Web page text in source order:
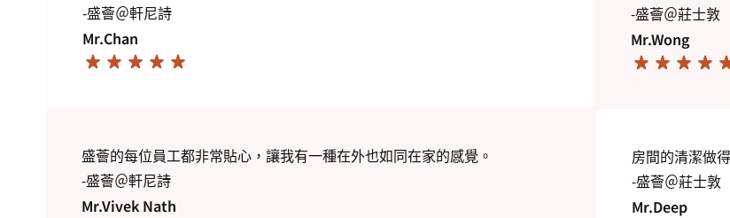
-盛薈＠軒尼詩
Mr.Chan
盛薈的每位員工都非常貼心，讓我有一種在外也如同在家的感覺。
-盛薈＠軒尼詩
Mr.Vivek Nath
-盛薈＠莊士敦
Mr.Wong
房間的清潔做
-盛薈＠莊士敦
Mr.Deep